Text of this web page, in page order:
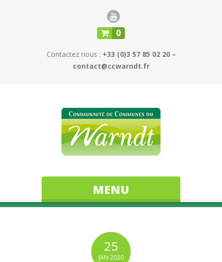
0
Contactez nous : +33 (0)3 57 85 02 20 –
contact@ccwarndt.fr
MENU
25
JAN 2020